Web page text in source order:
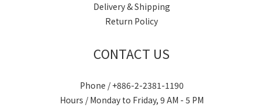
Delivery & Shipping
Return Policy
CONTACT US
Phone / +886-2-2381-1190
Hours / Monday to Friday, 9 AM - 5 PM